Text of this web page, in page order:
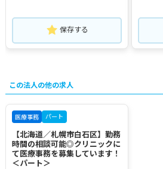
保存する
この法人の他の求人
医療事務 パート
【北海道／札幌市白石区】勤務
時間の相談可能◎クリニックに
て医療事務を募集しています！
＜パート＞